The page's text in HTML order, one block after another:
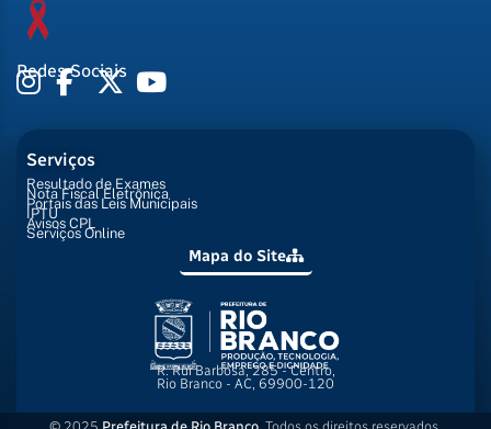
Redes Sociais
Serviços
Resultado de Exames
Nota Fiscal Eletrônica
Portais das Leis Municipais
IPTU
Avisos CPL
Serviços Online
Mapa do Site
R. Rui Barbosa, 285 - Centro,
Rio Branco - AC, 69900-120